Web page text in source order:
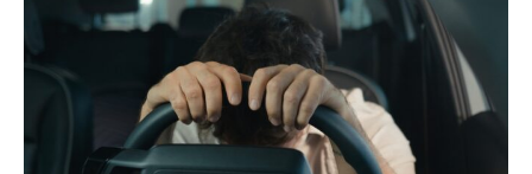
Gratis / forever
Etiam est nibh, lobortis sit